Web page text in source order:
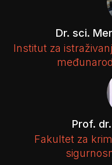
Dr. sci.
Institut za
Prof.
Fakultet za